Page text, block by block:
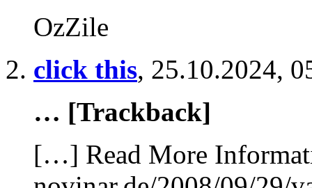
OzZile
click this, 25.10.2024,
… [Trackback]
[…] Read More